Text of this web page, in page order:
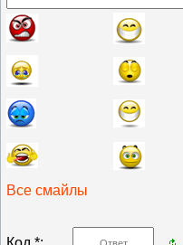
Все смайлы